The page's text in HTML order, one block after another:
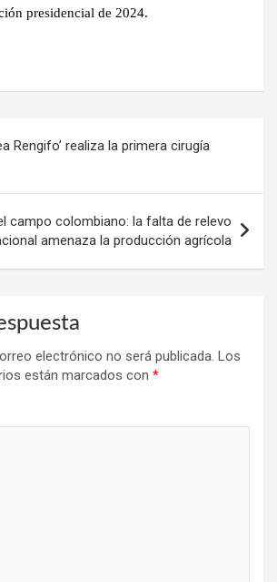
presidencial de 2024.
Rengifo’ realiza la primera cirugía
campo colombiano: la falta de relevo
amenaza la producción agrícola
electrónico no será publicada. Los
están marcados con *